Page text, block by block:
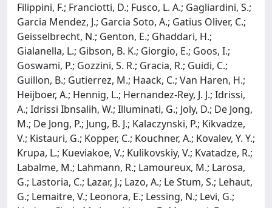
Filippini, F.; Franciotti, D.; Fusco, L. A.; Gagliardini, S.;
Garcia Mendez, J.; Garcia Soto, A.; Gatius Oliver, C.;
Geisselbrecht, N.; Genton, E.; Ghaddari, H.;
Gialanella, L.; Gibson, B. K.; Giorgio, E.; Goos, I.;
Goswami, P.; Gozzini, S. R.; Gracia, R.; Guidi, C.;
Guillon, B.; Gutierrez, M.; Haack, C.; Van Haren, H.;
Heijboer, A.; Hennig, L.; Hernandez-Rey, J. J.; Idrissi,
A.; Idrissi Ibnsalih, W.; Illuminati, G.; Joly, D.; De Jong,
M.; De Jong, P.; Jung, B. J.; Kalaczynski, P.; Kikvadze,
V.; Kistauri, G.; Kopper, C.; Kouchner, A.; Kovalev, Y. Y.;
Krupa, L.; Kueviakoe, V.; Kulikovskiy, V.; Kvatadze, R.;
Labalme, M.; Lahmann, R.; Lamoureux, M.; Larosa,
G.; Lastoria, C.; Lazar, J.; Lazo, A.; Le Stum, S.; Lehaut,
G.; Lemaitre, V.; Leonora, E.; Lessing, N.; Levi, G.;